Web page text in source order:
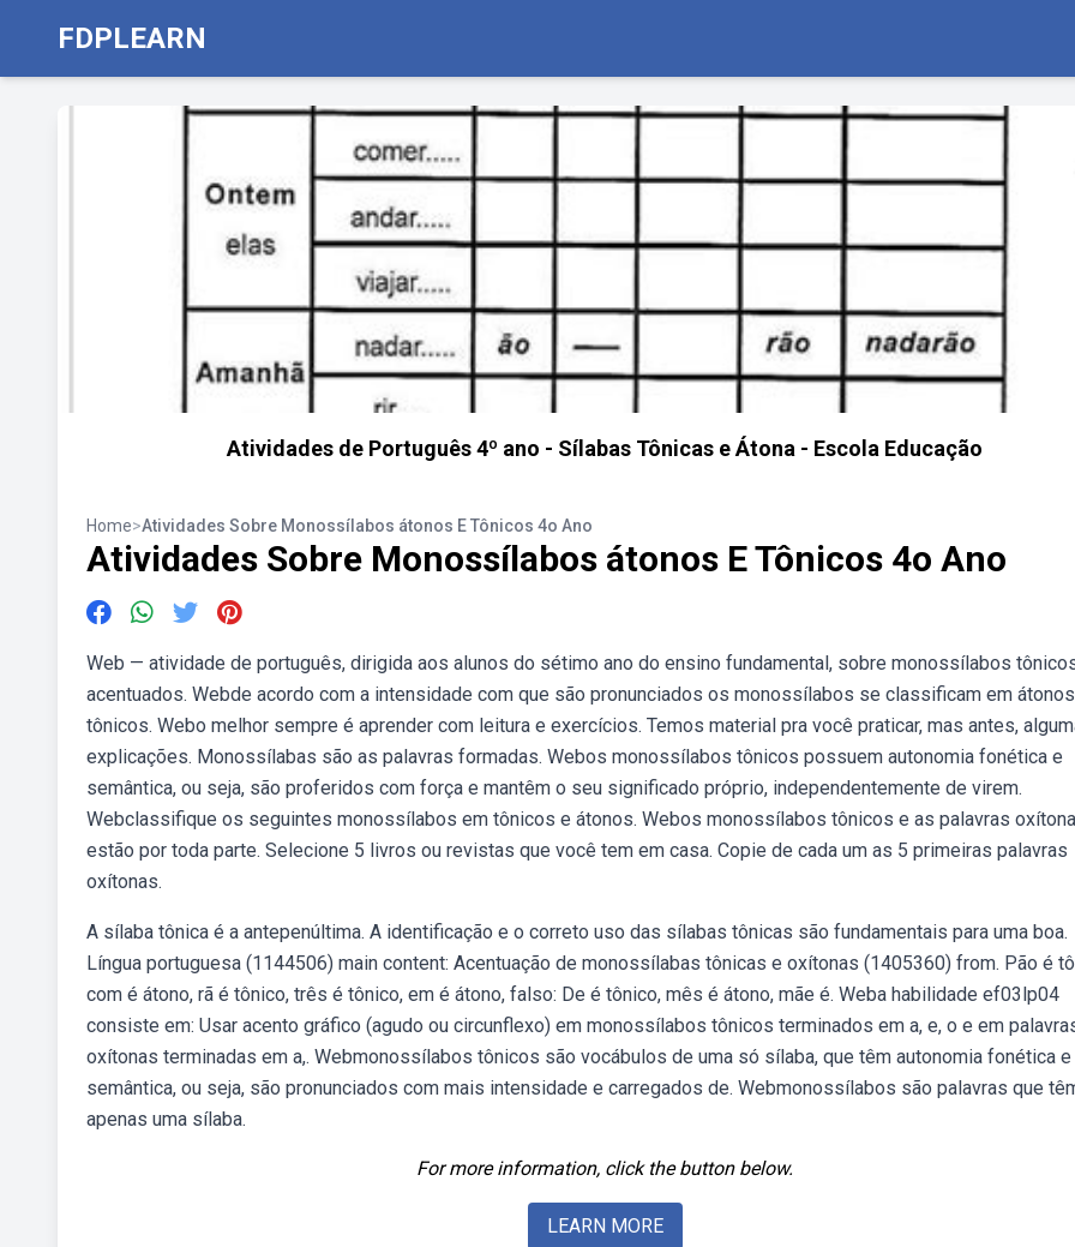
FDPLEARN
Atividades de Português 4º ano - Sílabas Tônicas e Átona - Escola Educação
Home>Atividades Sobre Monossílabos átonos E Tônicos 4o Ano
Atividades Sobre Monossílabos átonos E Tônicos 4o Ano
Web — atividade de português, dirigida aos alunos do sétimo ano do ensino fundamental, sobre monossílabos
acentuados. Webde acordo com a intensidade com que são pronunciados os monossílabos se classificam em
tônicos. Webo melhor sempre é aprender com leitura e exercícios. Temos material pra você praticar, mas antes,
explicações. Monossílabas são as palavras formadas. Webos monossílabos tônicos possuem autonomia fonética e
semântica, ou seja, são proferidos com força e mantêm o seu significado próprio, independentemente de virem.
Webclassifique os seguintes monossílabos em tônicos e átonos. Webos monossílabos tônicos e as palavras
estão por toda parte. Selecione 5 livros ou revistas que você tem em casa. Copie de cada um as 5 primeiras palavras
oxítonas.
A sílaba tônica é a antepenúltima. A identificação e o correto uso das sílabas tônicas são fundamentais para uma boa.
Língua portuguesa (1144506) main content: Acentuação de monossílabas tônicas e oxítonas (1405360) from. Pão é
com é átono, rã é tônico, três é tônico, em é átono, falso: De é tônico, mês é átono, mãe é. Weba habilidade ef03lp04
consiste em: Usar acento gráfico (agudo ou circunflexo) em monossílabos tônicos terminados em a, e, o e em
oxítonas terminadas em a,. Webmonossílabos tônicos são vocábulos de uma só sílaba, que têm autonomia fonética e
semântica, ou seja, são pronunciados com mais intensidade e carregados de. Webmonossílabos são palavras que
apenas uma sílaba.
For more information, click the button below.
LEARN MORE